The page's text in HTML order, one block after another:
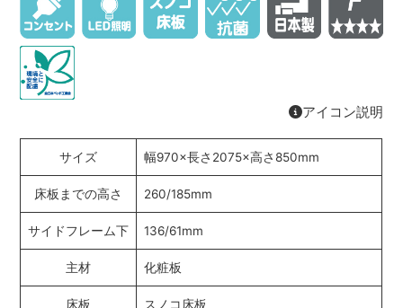
アイコン説明
サイズ 幅970×長さ2075×高さ850mm
床板までの高さ 260/185mm
サイドフレーム下 136/61mm
主材 化粧板
床板 スノコ床板